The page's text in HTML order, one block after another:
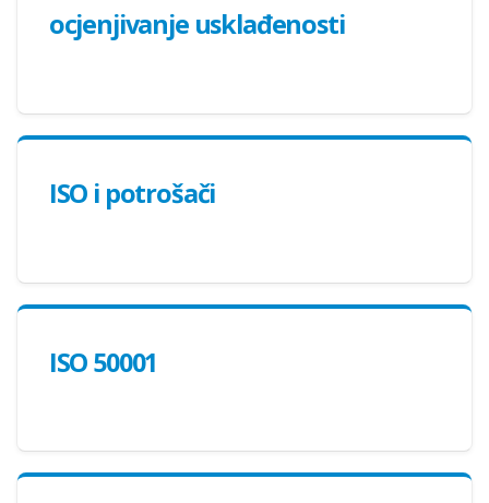
ocjenjivanje usklađenosti
ISO i potrošači
ISO 50001